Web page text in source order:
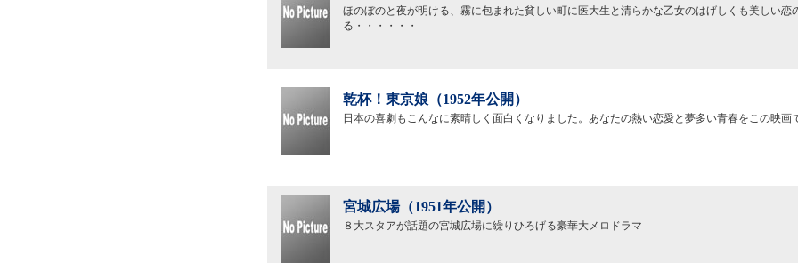
ほのぼのと夜が明ける、霧に包まれた貧しい町に医大生と清らかな乙女のはげしくも美しい恋
る・・・・・・
乾杯！東京娘（1952年公開）
日本の喜劇もこんなに素晴しく面白くなりました。あなたの熱い恋愛と夢多い青春をこの映画
宮城広場（1951年公開）
８大スタアが話題の宮城広場に繰りひろげる豪華大メロドラマ